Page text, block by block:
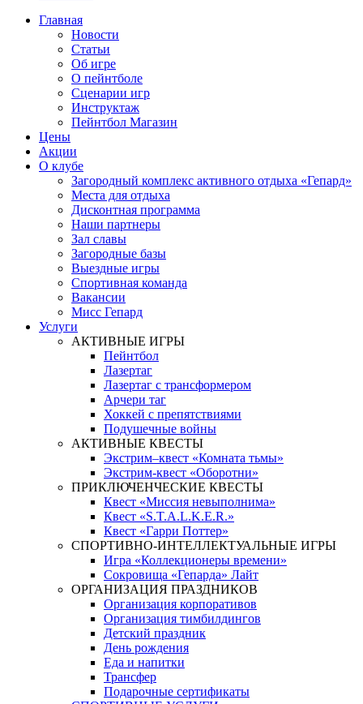
Главная
Новости
Статьи
Об игре
О пейнтболе
Сценарии игр
Инструктаж
Пейнтбол Магазин
Цены
Акции
О клубе
Загородный комплекс активного отдыха «Гепард»
Места для отдыха
Дисконтная программа
Наши партнеры
Зал славы
Загородные базы
Выездные игры
Спортивная команда
Вакансии
Мисс Гепард
Услуги
АКТИВНЫЕ ИГРЫ
Пейнтбол
Лазертаг
Лазертаг с трансформером
Арчери таг
Хоккей с препятствиями
Подушечные войны
АКТИВНЫЕ КВЕСТЫ
Экстрим–квест «Комната тьмы»
Экстрим-квест «Оборотни»
ПРИКЛЮЧЕНЧЕСКИЕ КВЕСТЫ
Квест «Миссия невыполнима»
Квест «S.T.A.L.K.E.R.»
Квест «Гарри Поттер»
СПОРТИВНО-ИНТЕЛЛЕКТУАЛЬНЫЕ ИГРЫ
Игра «Коллекционеры времени»
Сокровища «Гепарда» Лайт
ОРГАНИЗАЦИЯ ПРАЗДНИКОВ
Организация корпоративов
Организация тимбилдингов
Детский праздник
День рождения
Еда и напитки
Трансфер
Подарочные сертификаты